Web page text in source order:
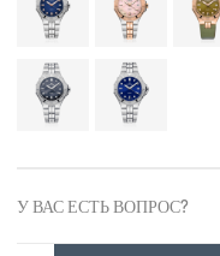
У ВАС ЕСТЬ ВОПРОС?